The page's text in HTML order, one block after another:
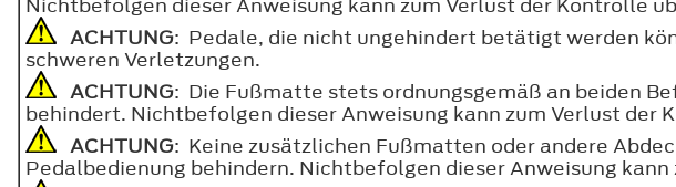
ACHTUNG: Pedale, die nicht ungehindert betätigt werden
schweren Verletzungen.
ACHTUNG: Die Fußmatte stets ordnungsgemäß an beiden
behindert. Nichtbefolgen dieser Anweisung kann zum Verlust der
ACHTUNG: Keine zusätzlichen Fußmatten oder andere
Pedalbedienung behindern. Nichtbefolgen dieser Anweisung